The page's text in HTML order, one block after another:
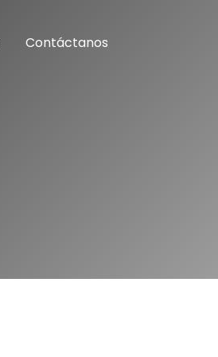
Contáctanos